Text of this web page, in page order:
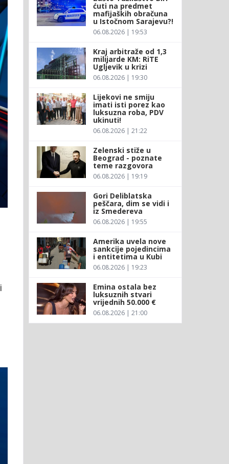
ćuti na predmet
mafijaških obračuna
u Istočnom Sarajevu?!
06.08.2026 | 19:53
Kraj arbitraže od 1,3
milijarde KM: RiTE
Ugljevik u krizi
06.08.2026 | 19:30
Lijekovi ne smiju
imati isti porez kao
luksuzna roba, PDV
ukinuti!
06.08.2026 | 21:22
Zelenski stiže u
Beograd - poznate
teme razgovora
06.08.2026 | 19:19
Gori Deliblatska
peščara, dim se vidi i
iz Smedereva
06.08.2026 | 19:55
Amerika uvela nove
sankcije pojedincima
i entitetima u Kubi
06.08.2026 | 19:23
Emina ostala bez
luksuznih stvari
vrijednih 50.000 €
06.08.2026 | 21:00